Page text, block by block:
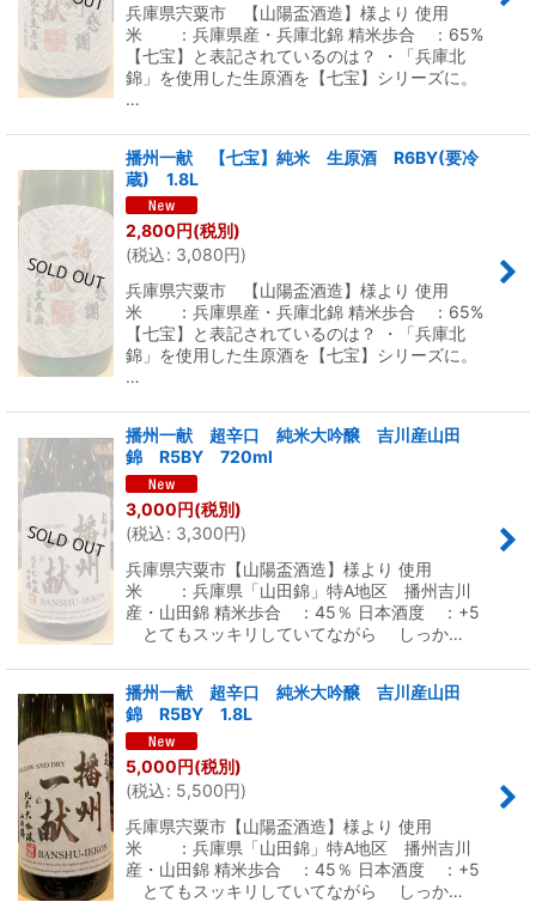
兵庫県宍粟市 【山陽盃酒造】様より 使用
米 ：兵庫県産・兵庫北錦 精米歩合 ：65%
【七宝】と表記されているのは？ ・「兵庫北
錦」を使用した生原酒を【七宝】シリーズに。
…
播州一献 【七宝】純米 生原酒 R6BY(要冷
蔵) 1.8L
2,800円(税別)
(税込: 3,080円)
兵庫県宍粟市 【山陽盃酒造】様より 使用
米 ：兵庫県産・兵庫北錦 精米歩合 ：65%
【七宝】と表記されているのは？ ・「兵庫北
錦」を使用した生原酒を【七宝】シリーズに。
…
播州一献 超辛口 純米大吟醸 吉川産山田
錦 R5BY 720ml
3,000円(税別)
(税込: 3,300円)
兵庫県宍粟市【山陽盃酒造】様より 使用
米 ：兵庫県「山田錦」特A地区 播州吉川
産・山田錦 精米歩合 ：45％ 日本酒度 ：+5
とてもスッキリしていてながら しっか…
播州一献 超辛口 純米大吟醸 吉川産山田
錦 R5BY 1.8L
5,000円(税別)
(税込: 5,500円)
兵庫県宍粟市【山陽盃酒造】様より 使用
米 ：兵庫県「山田錦」特A地区 播州吉川
産・山田錦 精米歩合 ：45％ 日本酒度 ：+5
とてもスッキリしていてながら しっか…